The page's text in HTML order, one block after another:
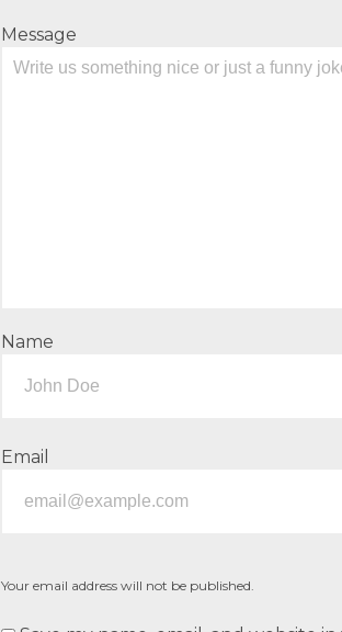
Message
Name
Email
Your email address will not be published.